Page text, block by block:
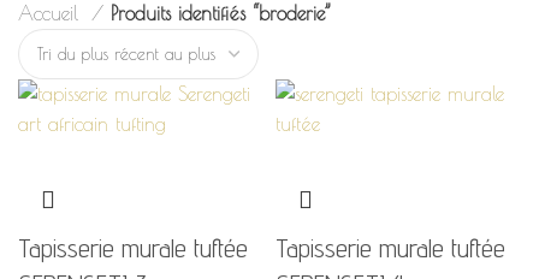
Accueil Produits identifiés “broderie”
Tapisserie murale tuftée
Tapisserie murale tuftée